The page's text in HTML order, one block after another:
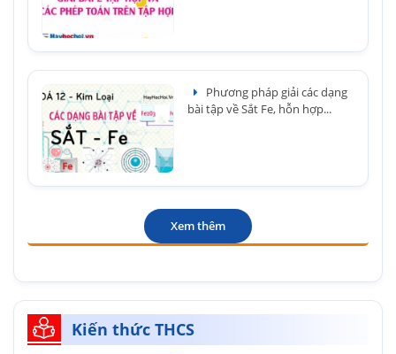
Phương pháp giải các dạng
bài tập về Sắt Fe, hỗn hợp...
Xem thêm
Kiến thức THCS